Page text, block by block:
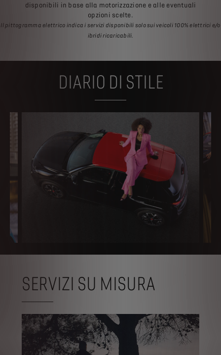
disponibili in base alla motorizzazione e alle eventuali
opzioni scelte.
Il pittogramma elettrico indica i servizi disponibili solo sui veicoli 100% elettrici e/o
ibridi ricaricabili.
DIARIO DI STILE
SERVIZI SU MISURA